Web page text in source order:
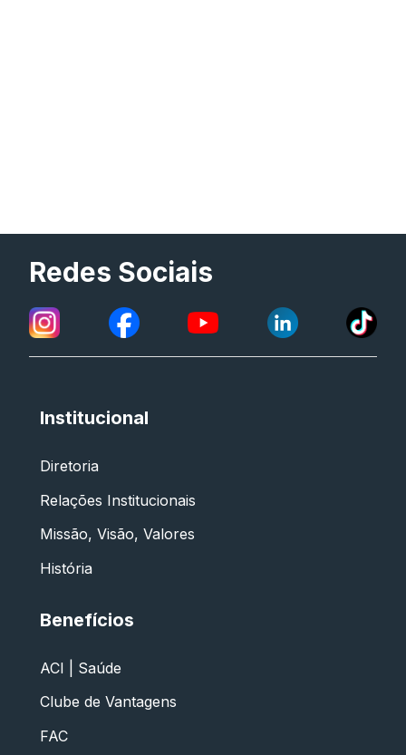
Redes Sociais
Institucional
Diretoria
Relações Institucionais
Missão, Visão, Valores
História
Benefícios
ACI | Saúde
Clube de Vantagens
FAC